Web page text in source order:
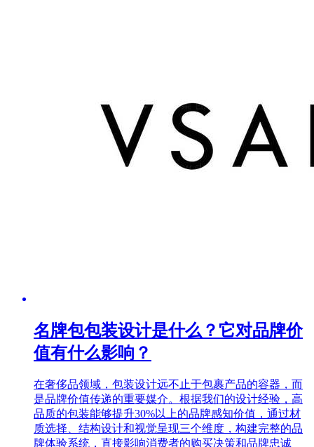
名牌包包装设计是什么？它对品牌价
值有什么影响？
在奢侈品领域，包装设计远不止于包裹产品的容器，而
是品牌价值传递的重要媒介。根据我们的设计经验，高
品质的包装能够提升30%以上的品牌感知价值，通过材
质选择、结构设计和视觉呈现三个维度，构建完整的品
牌体验系统，直接影响消费者的购买决策和品牌忠诚